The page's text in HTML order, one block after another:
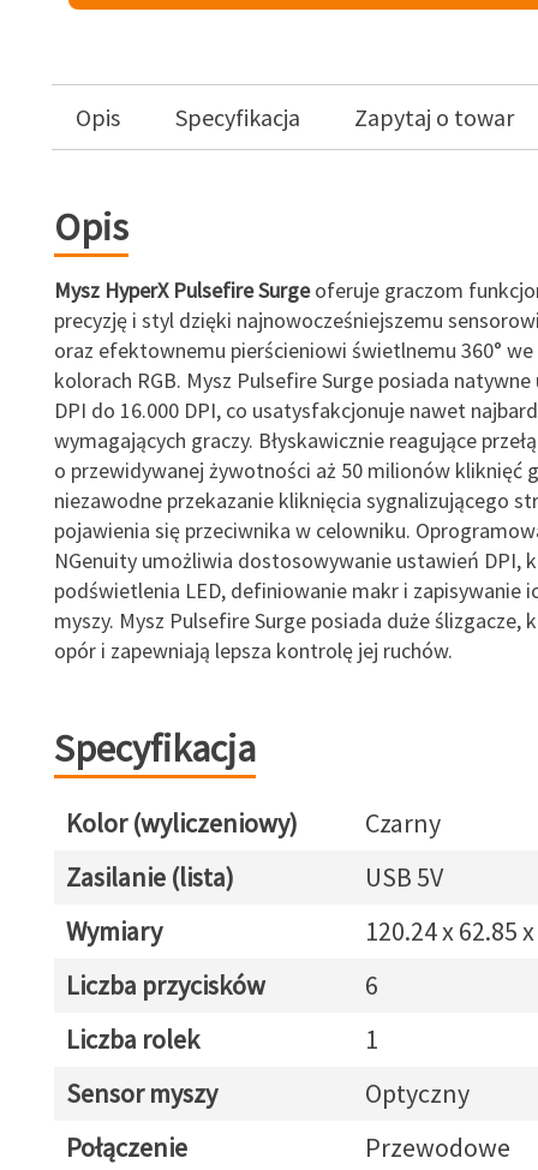
Opis Specyfikacja Zapytaj o towar
Opis
Mysz HyperX Pulsefire Surgeoferuje graczom
precyzję i styl dzięki najnowocześniejszemu
oraz efektownemu pierścieniowi świetlnemu 360°
kolorach RGB. Mysz Pulsefire Surge posiada
DPI do 16.000 DPI, co usatysfakcjonuje nawet
wymagających graczy. Błyskawicznie reagujące
o przewidywanej żywotności aż 50 milionów kliknięć
niezawodne przekazanie kliknięcia sygnalizującego
pojawienia się przeciwnika w celowniku.
NGenuity umożliwia dostosowywanie ustawień DPI,
podświetlenia LED, definiowanie makr i zapisywanie
myszy. Mysz Pulsefire Surge posiada duże ślizgacze,
opór i zapewniają lepsza kontrolę jej ruchów.
Specyfikacja
Kolor (wyliczeniowy)
Czarny
Zasilanie (lista)
USB 5V
Wymiary
120.24 x 62.85
Liczba przycisków
6
Liczba rolek
1
Sensor myszy
Optyczny
Połączenie
Przewodowe